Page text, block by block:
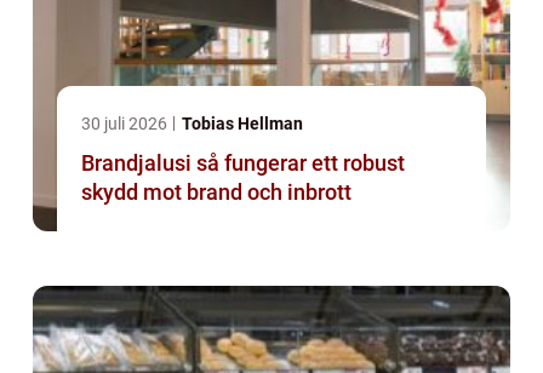
30 juli 2026 Tobias Hellman
Brandjalusi så fungerar ett robust
skydd mot brand och inbrott